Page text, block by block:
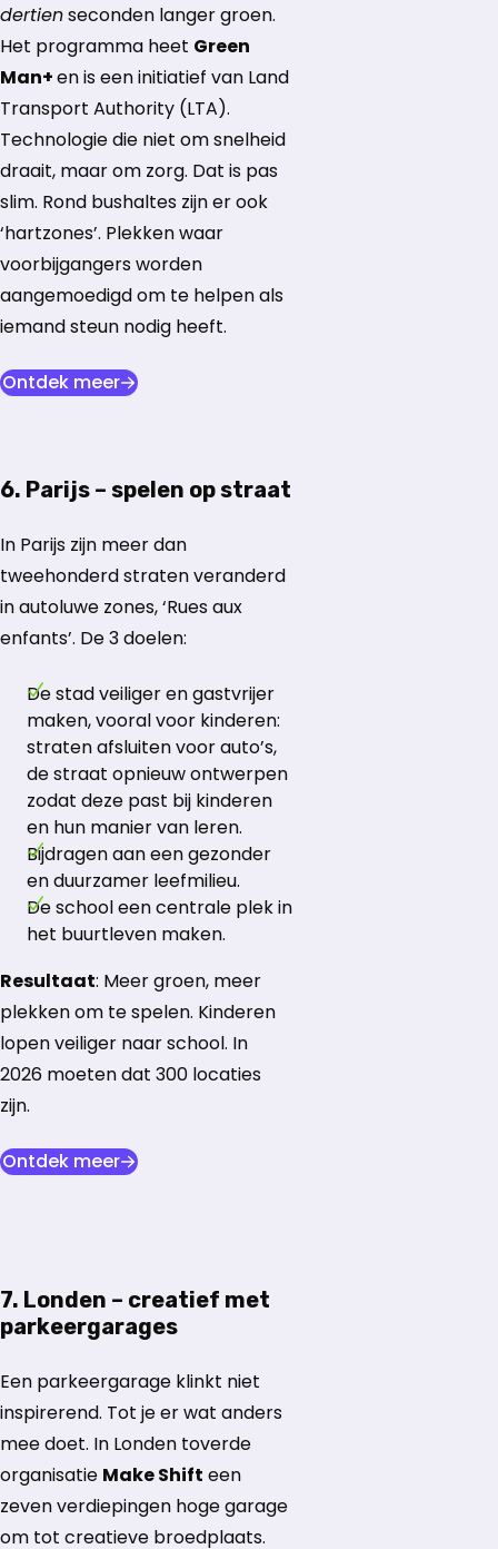
dertienseconden langer groen.
Het programma heet Green
Man+en is een initiatief van Land
Transport Authority (LTA).
Technologie die niet om snelheid
draait, maar om zorg. Dat is pas
slim. Rond bushaltes zijn er ook
‘hartzones’. Plekken waar
voorbijgangers worden
aangemoedigd om te helpen als
iemand steun nodig heeft.
Ontdek meeropent in nieuw tabblad
6. Parijs – spelen op straat
In Parijs zijn meer dan
tweehonderd straten veranderd
in autoluwe zones, ‘Rues aux
enfants’. De 3 doelen:
De stad veiliger en gastvrijer
maken, vooral voor kinderen:
straten afsluiten voor auto’s,
de straat opnieuw ontwerpen
zodat deze past bij kinderen
en hun manier van leren.
Bijdragen aan een gezonder
en duurzamer leefmilieu.
De school een centrale plek in
het buurtleven maken.
Resultaat: Meer groen, meer
plekken om te spelen. Kinderen
lopen veiliger naar school. In
2026 moeten dat 300 locaties
zijn.
Ontdek meeropent in nieuw tabblad
7. Londen – creatief met
parkeergarages
Een parkeergarage klinkt niet
inspirerend. Tot je er wat anders
mee doet. In Londen toverde
organisatie Make Shift een
zeven verdiepingen hoge garage
om tot creatieve broedplaats.